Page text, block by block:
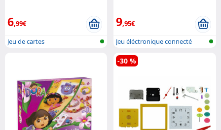
6,99€
Jeu de cartes
9,95€
Jeu éléctronique connecté
-30 %